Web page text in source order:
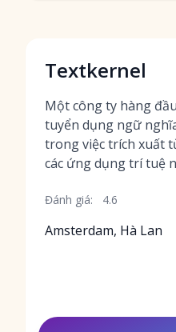
Textkernel
Một công ty hàng
tuyển dụng ngữ
trong việc trích xuất
các ứng dụng trí tuệ
Đánh giá: 4.6
Amsterdam, Hà Lan